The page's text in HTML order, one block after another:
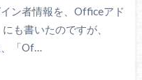
ン者情報を、Officeアド
も書いたのですが、
、「Of…